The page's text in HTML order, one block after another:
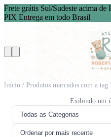
Frete grátis Sul/Sudeste acima de
PIX Entrega em todo Brasil
Início / Produtos marcados com a tag
Exibindo um
Todas as Categorias
Ordenar por mais recente